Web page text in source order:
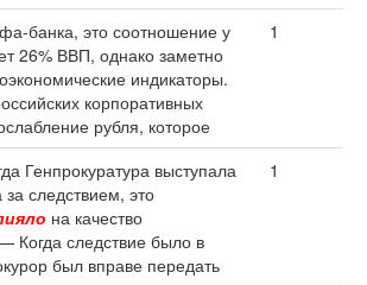
банка, это соотношение у
26% ВВП, однако заметно
индикаторы.
корпоративных
рубля, которое
1
Генпрокуратура выступала
следствием, это
на качество
Когда следствие было в
был вправе передать
1